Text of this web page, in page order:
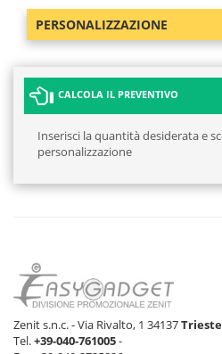
PERSONALIZZAZIONE
CALCOLA IL PREVENTIVO
Inserisci la quantità desiderata e
personalizzazione
Zenit s.n.c. - Via Rivalto, 1 34137Trieste
Tel.+39-040-761005-